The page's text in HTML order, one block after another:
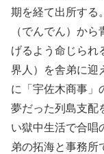
期を経て出所する
（でんでん）か
げるよう命じられ
界人）を舎弟に迎
に「宇佐木商事」
夢だった列島支配
い獄中生活で合唱
弟の拓海と事務所